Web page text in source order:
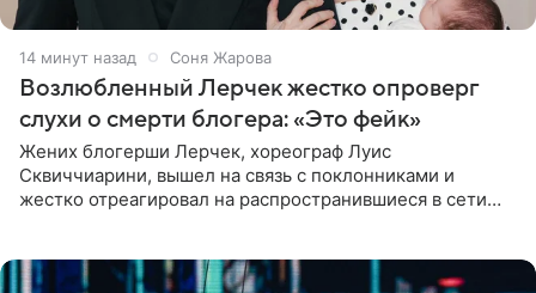
14 минут назад Соня Жарова
Возлюбленный Лерчек жестко опроверг
слухи о смерти блогера: «Это фейк»
Жених блогерши Лерчек, хореограф Луис
Сквиччиарини, вышел на связь с поклонниками и
жестко отреагировал на распространившиеся в сети